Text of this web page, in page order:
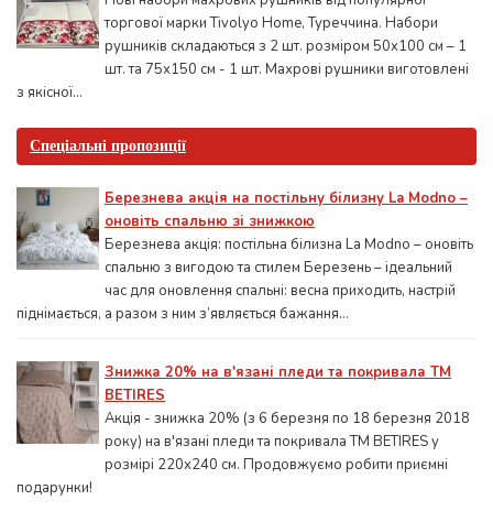
торгової марки Tivolyo Home, Туреччина. Набори
рушників складаються з 2 шт. розміром 50x100 см – 1
шт. та 75х150 см - 1 шт. Махрові рушники виготовлені
з якісної...
Спеціальні пропозиції
Березнева акція на постільну білизну La Modno –
оновіть спальню зі знижкою
Березнева акція: постільна білизна La Modno – оновіть
спальню з вигодою та стилем Березень – ідеальний
час для оновлення спальні: весна приходить, настрій
піднімається, а разом з ним з’являється бажання...
Знижка 20% на в'язані пледи та покривала ТМ
BETIRES
Акція - знижка 20% (з 6 березня по 18 березня 2018
року) на в'язані пледи та покривала ТМ BETIRES у
розмірі 220х240 см. Продовжуємо робити приємні
подарунки!